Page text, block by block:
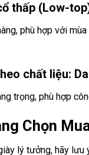
thấp (Low-
phù hợp với
chất liệu:
trọng, phù hợp
Chọn
lý tưởng, hãy lưu